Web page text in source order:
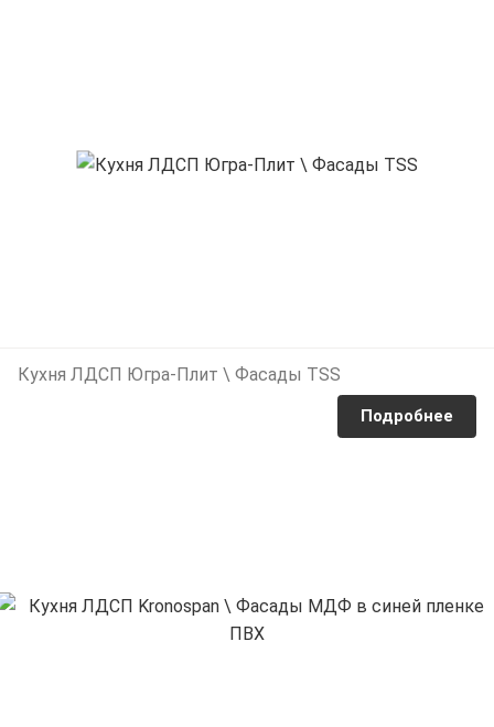
Кухня ЛДСП Югра-Плит \ Фасады TSS
Подробнее